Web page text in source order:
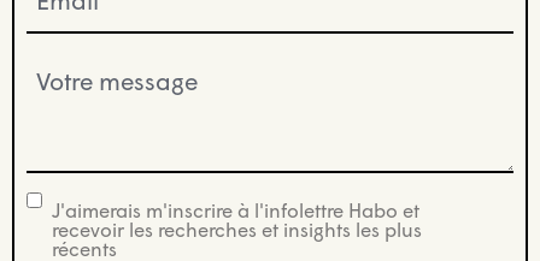
(Nécessaire)
message
infolettre
J'aimerais m'inscrire à l'infolettre Habo et
recevoir les recherches et insights les plus
récents